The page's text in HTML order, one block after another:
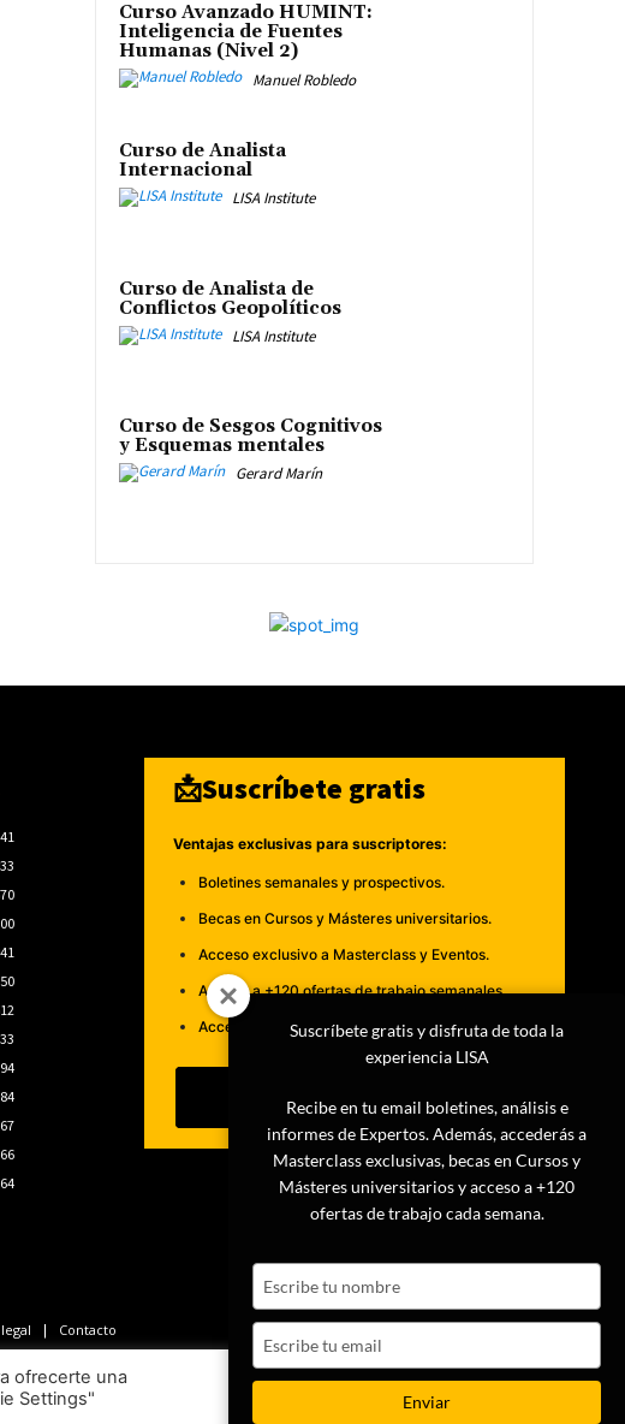
Curso Avanzado HUMINT:
Inteligencia de Fuentes
Humanas (Nivel 2)
Manuel Robledo
Curso de Analista
Internacional
LISA Institute
Curso de Analista de
Conflictos Geopolíticos
LISA Institute
Curso de Sesgos Cognitivos
y Esquemas mentales
Gerard Marín
📩Suscríbete gratis
Ventajas exclusivas para suscriptores:
Boletines semanales y prospectivos.
Becas en Cursos y Másteres universitarios.
Acceso exclusivo a Masterclass y Eventos.
Acceso a +120 ofertas de trabajo semanales.
Acceso a LISA Comunidad y LISA Challenge.
Suscribirme
Contacto
Suscríbete gratis y disfruta de toda la
experiencia LISA
Recibe en tu email boletines, análisis e
informes de Expertos. Además, accederás a
Masterclass exclusivas, becas en Cursos y
Másteres universitarios y acceso a +120
ofertas de trabajo cada semana.
name
email
Enviar
ofrecerte una
Settings"
Ajustes